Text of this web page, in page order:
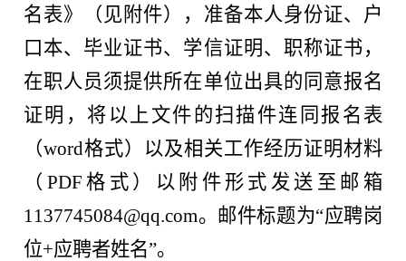
名表》（见附件），准备本人身份证、户
口本、毕业证书、学信证明、职称证书，
在职人员须提供所在单位出具的同意报名
证明，将以上文件的扫描件连同报名表
（word格式）以及相关工作经历证明材料
（PDF格式）以附件形式发送至邮箱
1137745084@qq.com。邮件标题为“应聘岗
位+应聘者姓名”。